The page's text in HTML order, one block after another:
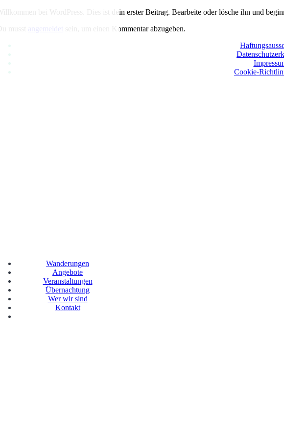
Wanderungen
Angebote
Veranstaltungen
Übernachtung
Wer wir sind
Kontakt
Willkommen bei WordPress. Dies ist dein erster Beitrag. Bearbeite oder lösche ihn und
sein, um einen Kommentar abzugeben.
Cookie-